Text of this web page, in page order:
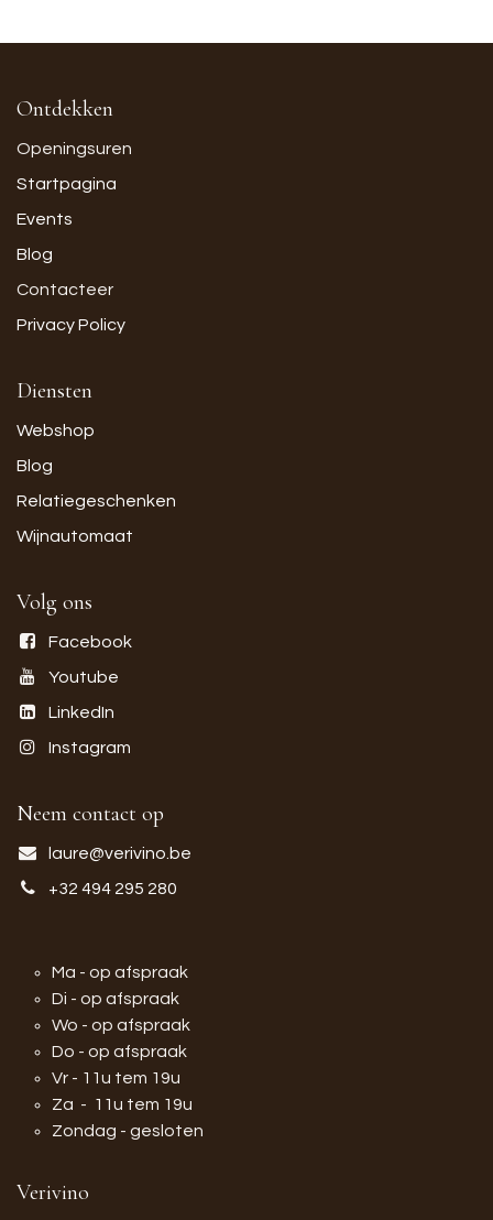
Ontdekken
Openingsuren
Startpagina
Events
Blog
Contacteer
Privacy Policy
Diensten
Webshop
Blog
Relatiegeschenken
Wijnautomaat
Volg ons
Facebook
Youtube
LinkedIn
Instagram
Neem contact op
laure@verivino.be
+32 494 295 280
Ma - op afspraak
Di - op afspraak
Wo - op afspraak
Do - op afspraak
Vr - 11u tem 19u
Za - 11u tem 19u
Zondag - gesloten
Verivino